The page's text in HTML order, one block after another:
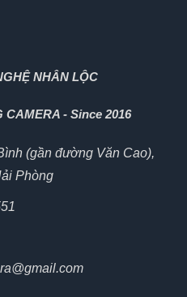
NHÂN LỘC
- Since 2016
(gần đường Văn Cao),
Phòng